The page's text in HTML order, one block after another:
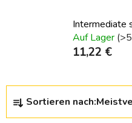
Intermediate
Auf Lager
11,22 €
P
Sortieren nach: